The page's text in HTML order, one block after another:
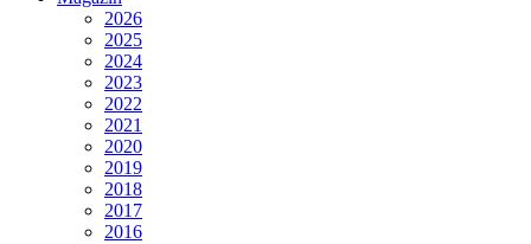
2026
2025
2024
2023
2022
2021
2020
2019
2018
2017
2016